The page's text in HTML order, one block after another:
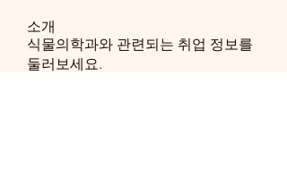
소개
식물의학과와 관련되는 취업 정보를
둘러보세요.